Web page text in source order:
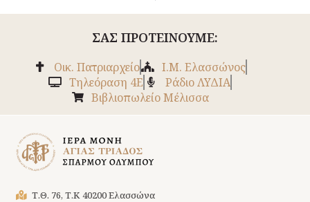
ΣΑΣ ΠΡΟΤΕΙΝΟΥΜΕ:
Οικ. Πατριαρχείο
Ι.Μ. Ελασσώνος
Tηλεόραση 4Ε
Ράδιο ΛΥΔΙΑ
Βιβλιοπωλείο Μέλισσα
Τ.Θ. 76, Τ.Κ 40200 Ελασσώνα